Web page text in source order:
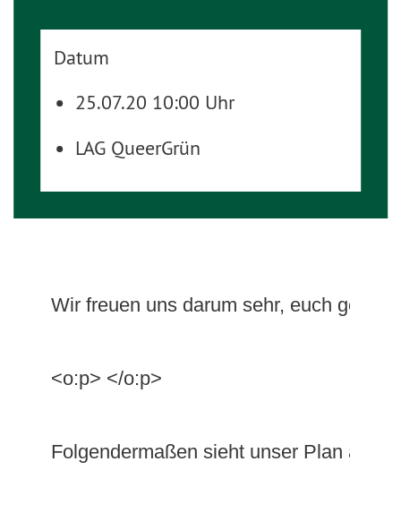
Datum
25.07.20 10:00 Uhr
LAG QueerGrün
Wir freuen uns darum sehr, euch
<o:p> </o:p>
Folgendermaßen sieht unser Plan